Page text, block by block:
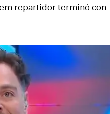
repartidor terminó con